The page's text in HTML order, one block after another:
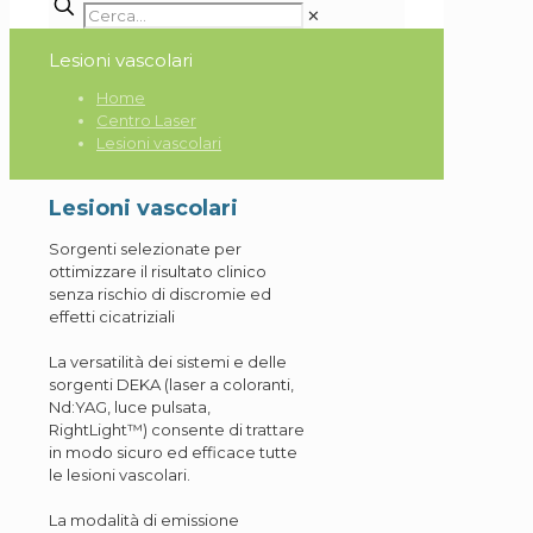
✕
Lesioni vascolari
Home
Centro Laser
Lesioni vascolari
Lesioni vascolari
Sorgenti selezionate per
ottimizzare il risultato clinico
senza rischio di discromie ed
effetti cicatriziali
La versatilità dei sistemi e delle
sorgenti DEKA (laser a coloranti,
Nd:YAG, luce pulsata,
RightLight™) consente di trattare
in modo sicuro ed efficace tutte
le lesioni vascolari.
La modalità di emissione